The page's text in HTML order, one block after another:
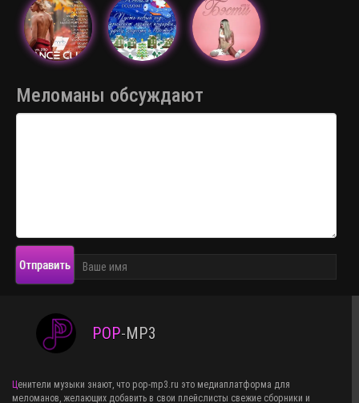
Меломаны обсуждают
Отправить
POP-MP3
Ценители музыки знают, что pop-mp3.ru это медиаплатформа для
меломанов, желающих добавить в свои плейслисты свежие сборники и